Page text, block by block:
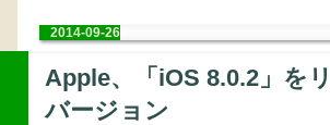
2014-09-26
Apple、「iOS 8.0.2」を
バージョン